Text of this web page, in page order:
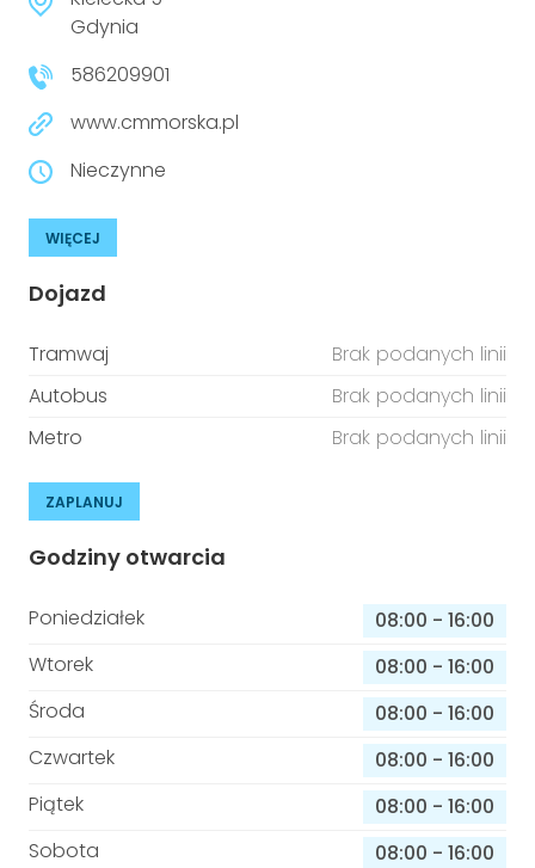
niepełnosprawnościami
Prawo
Prawa osób z niepełnosprawnościami
Aktualności
Urządzenia IoT
Gdynia
586209901
www.cmmorska.pl
Nieczynne
WIĘCEJ
Dojazd
Tramwaj
Brak podanych linii
Autobus
Brak podanych linii
Metro
Brak podanych linii
ZAPLANUJ
Godziny otwarcia
Poniedziałek 08:00 - 16:00
Wtorek
08:00 - 16:00
Środa
08:00 - 16:00
Czwartek
08:00 - 16:00
Piątek
08:00 - 16:00
Sobota
08:00 - 16:00